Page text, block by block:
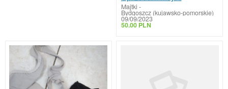
Majtki -
Bydgoszcz (kujawsko-pomorskie)
09/09/2023
50.00 PLN